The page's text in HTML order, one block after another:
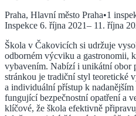
Praha, Hlavní město Praha•1
Inspekce 6. října 2021– 11. října
Škola v Čakovicích si udržuje
odborném výcviku a gastronomii,
vybavením. Nabízí i unikátní obor
stránkou je tradiční styl teoretické
a individuální přístup k
fungující bezpečnostní opatření a
klíčové, že škola efektivně